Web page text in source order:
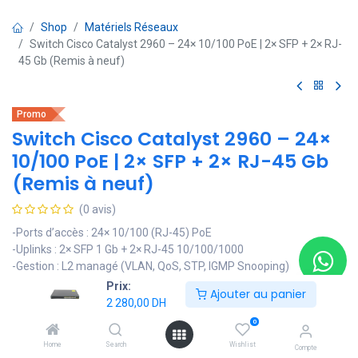
Prix:
2 280,00 DH
Ajouter au panier
Home Search
0
Wishlist Compte
Shop
Matériels Réseaux
Switch Cisco Catalyst 2960 – 24× 10/100 PoE | 2× SFP + 2× RJ-
45 Gb (Remis à neuf)
Promo
Switch Cisco Catalyst 2960 – 24×
10/100 PoE | 2× SFP + 2× RJ-45 Gb
(Remis à neuf)
(0 avis)
-Ports d’accès : 24× 10/100 (RJ-45) PoE
-Uplinks : 2× SFP 1 Gb + 2× RJ-45 10/100/1000
-Gestion : L2 managé (VLAN, QoS, STP, IGMP Snooping)
-Sécurité : 802.1X, Port-Security, DHCP Snooping
-Châssis : rack 19" 1U
-Usage recommandé : VoIP, points d’accès Wi-Fi, redondance
cuivre/fibre
-État : Remis à neuf — testé et vérifié